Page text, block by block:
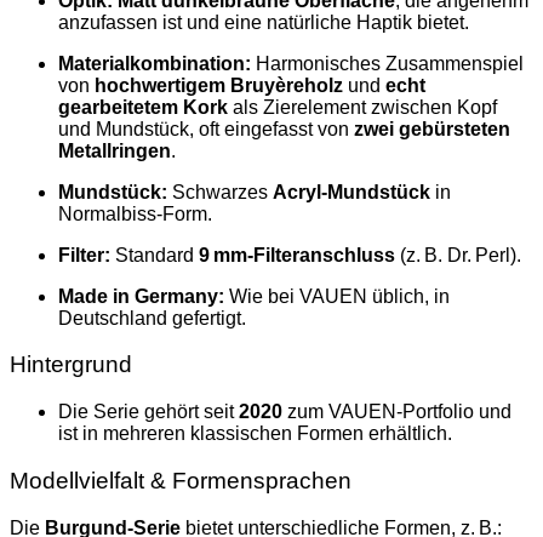
anzufassen ist und eine natürliche Haptik bietet.
Materialkombination: Harmonisches Zusammenspiel
von hochwertigem Bruyèreholz und echt
gearbeitetem Kork als Zierelement zwischen Kopf
und Mundstück, oft eingefasst von zwei gebürsteten
Metallringen.
Mundstück: Schwarzes Acryl‑Mundstück in
Normalbiss‑Form.
Filter: Standard 9 mm‑Filteranschluss (z. B. Dr. Perl).
Made in Germany: Wie bei VAUEN üblich, in
Deutschland gefertigt.
Hintergrund
Die Serie gehört seit2020 zum VAUEN‑Portfolio und
ist in mehreren klassischen Formen erhältlich.
Modellvielfalt & Formensprachen
Die Burgund‑Serie bietet unterschiedliche Formen, z. B.: